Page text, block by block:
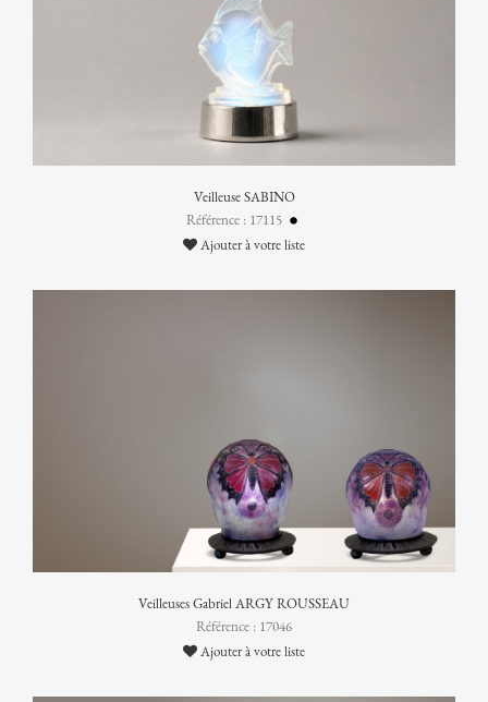
Veilleuse SABINO
Référence : 17115
Ajouter à votre liste
Veilleuses Gabriel ARGY ROUSSEAU
Référence : 17046
Ajouter à votre liste